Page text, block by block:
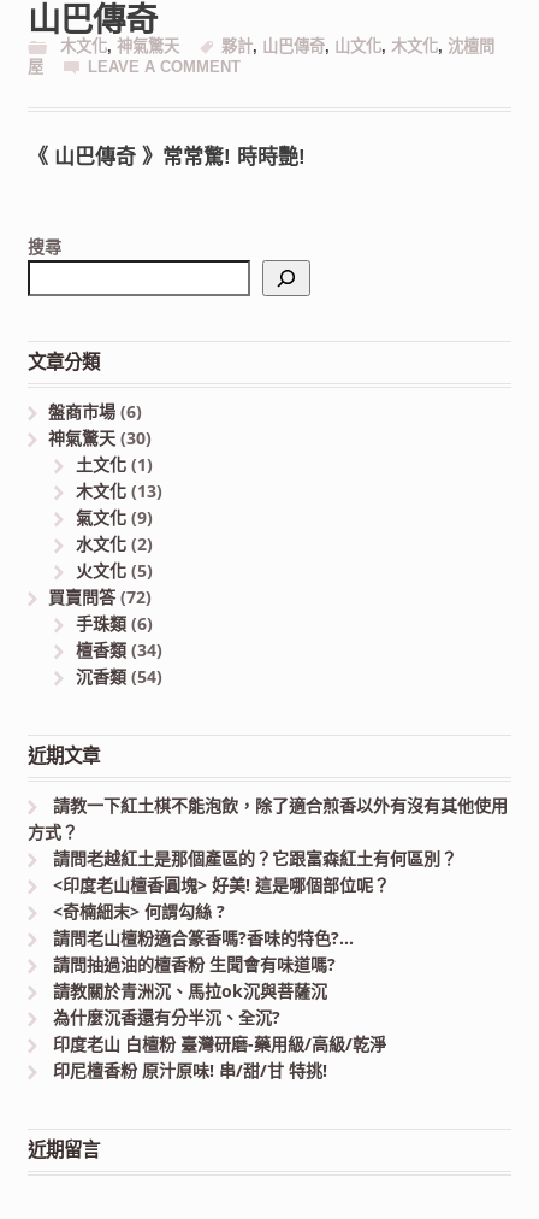
山巴傳奇
木文化, 神氣驚天 夥計, 山巴傳奇, 山文化, 木文化, 沈檀問
屋
LEAVE A COMMENT
《 山巴傳奇 》常常驚! 時時艷!
搜尋
文章分類
盤商市場 (6)
神氣驚天 (30)
土文化(1)
木文化(13)
氣文化(9)
水文化(2)
火文化(5)
買賣問答(72)
手珠類(6)
檀香類(34)
沉香類(54)
近期文章
請教一下紅土棋不能泡飲，除了適合煎香以外有沒有其他使用
方式？
請問老越紅土是那個產區的？它跟富森紅土有何區別？
<印度老山檀香圓塊> 好美! 這是哪個部位呢？
<奇楠細末> 何謂勾絲 ?
請問老山檀粉適合篆香嗎?香味的特色?…
請問抽過油的檀香粉 生聞會有味道嗎?
請教關於青洲沉、馬拉ok沉與菩薩沉
為什麼沉香還有分半沉、全沉?
印度老山 白檀粉 臺灣研磨-藥用級/高級/乾淨
印尼檀香粉 原汁原味! 串/甜/甘 特挑!
近期留言